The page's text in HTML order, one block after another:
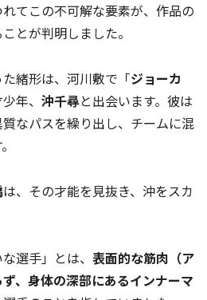
てこの不可解な要素が、作品の
とが判明しました。
緒形は、河川敷で「ジョーカ
年、 沖千尋と出会います。彼は
なパスを繰り出し、チームに混
は、その才能を見抜き、沖をスカ
選手」とは、 表面的な筋肉（ア
、身体の深部にあるインナーマ